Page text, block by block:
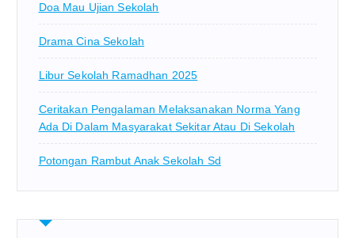
Doa Mau Ujian Sekolah
Drama Cina Sekolah
Libur Sekolah Ramadhan 2025
Ceritakan Pengalaman Melaksanakan Norma Yang
Ada Di Dalam Masyarakat Sekitar Atau Di Sekolah
Potongan Rambut Anak Sekolah Sd